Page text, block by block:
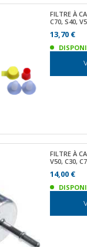
FILTRE À
C70, S40,
13,70 €
FILTRE À
V50, C30,
14,00 €